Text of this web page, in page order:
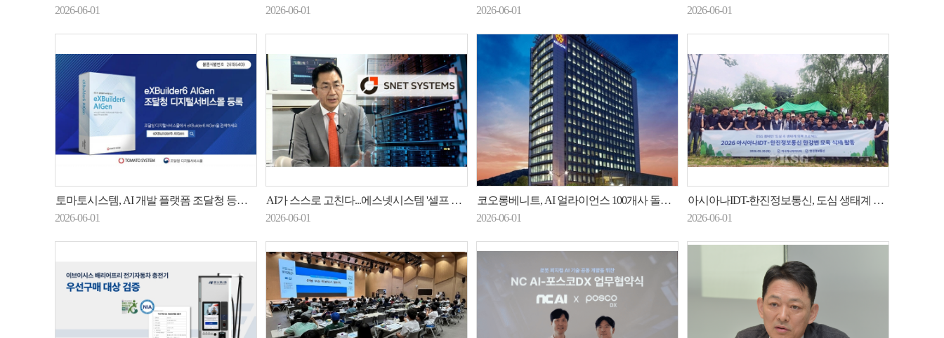
2026-06-01
2026-06-01
2026-06-01
2026-06-01
토마토시스템, AI 개발 플랫폼 조달청 등록...AI로 UI 자동 생성
2026-06-01
AI가 스스로 고친다...에스넷시스템 '셀프 힐링'
2026-06-01
코오롱베니트, AI 얼라이언스 100개사 돌파… AX 패키지 사업 확장
2026-06-01
아시아나IDT-한진정보통신, 도심 생태계 회복 맞손
2026-06-01